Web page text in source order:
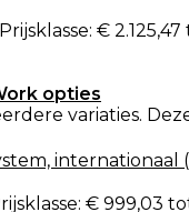
Prijsklasse: €
opties
variaties.
internationaal
€ 999,03